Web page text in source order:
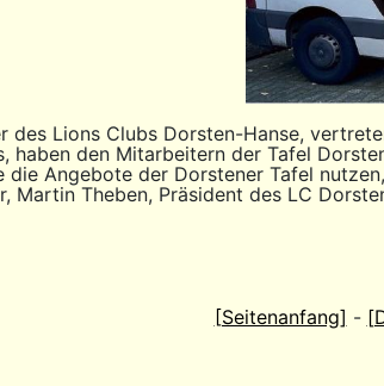
des Lions Clubs Dorsten-Hanse,
haben den Mitarbeitern der Tafel
die Angebote der Dorstener Tafel
Martin Theben, Präsident des LC
[Seitenanfang] -